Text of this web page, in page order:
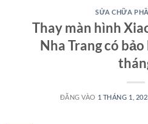
SỬA CHỮA
Thay màn hình
Nha Trang có
ĐĂNG VÀO 1 THÁNG 1,